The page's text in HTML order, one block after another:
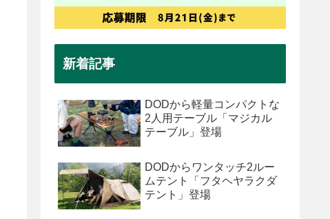
新着記事
DODから軽量コンパクトな
2人用テーブル「マジカル
テーブル」登場
DODからワンタッチ2ルー
ムテント「フタヘヤラクダ
テント」登場